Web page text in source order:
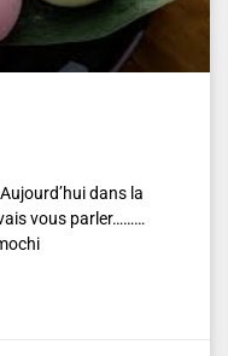
dans la
vous parler………